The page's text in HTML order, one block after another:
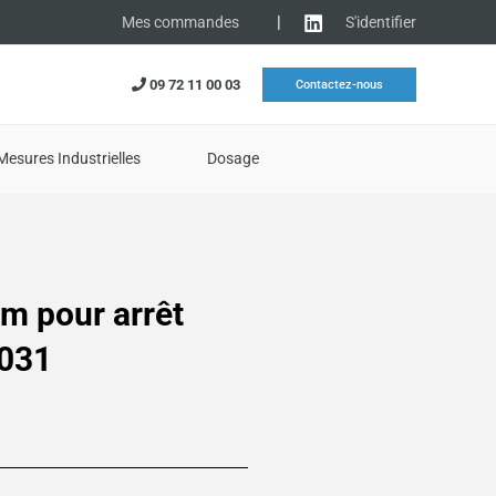
Mes commandes | S'identifier
09 72 11 00 03 Contactez-nous
Industrielles Dosage
pour arrêt